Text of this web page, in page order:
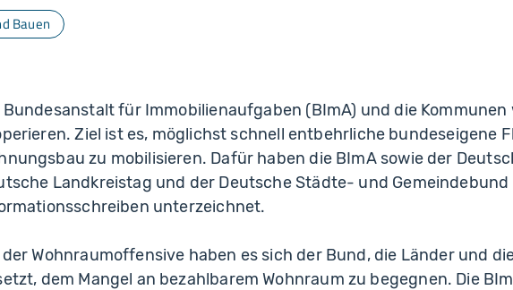
Bauen
Bundesanstalt für Immobilienaufgaben (BImA) und die Kommunen
Ziel ist es, möglichst schnell entbehrliche bundeseigene
zu mobilisieren. Dafür haben die BImA sowie der
Landkreistag und der Deutsche Städte- und Gemeindebund
unterzeichnet.
der Wohnraumoffensive haben es sich der Bund, die Länder und
dem Mangel an bezahlbarem Wohnraum zu begegnen. Die